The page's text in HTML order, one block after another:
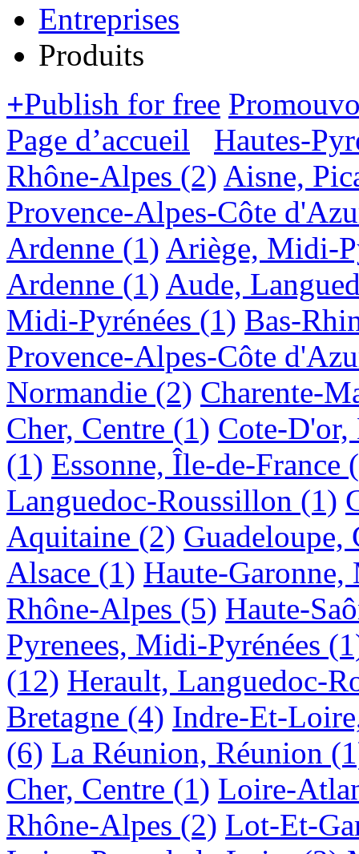
Entreprises
Produits
+Publish for free
Page d’accueil
Hautes-
Rhône-Alpes (2) Aisne,
Provence-Alpes-Côte
Ardenne (1) Ariège, Midi-
Ardenne (1) Aude,
Midi-Pyrénées (1) Bas-
Provence-Alpes-Côte
Normandie (2) Charente-
Cher, Centre (1) Cote-D'or,
(1) Essonne, Île-de-France
Languedoc-Roussillon (1)
Aquitaine (2) Guadeloupe,
Alsace (1) Haute-Garonne,
Rhône-Alpes (5) Haute-
Pyrenees, Midi-Pyrénées
(12) Herault, Languedoc-
Bretagne (4) Indre-Et-
(6) La Réunion, Réunion
Cher, Centre (1) Loire-
Rhône-Alpes (2) Lot-Et-